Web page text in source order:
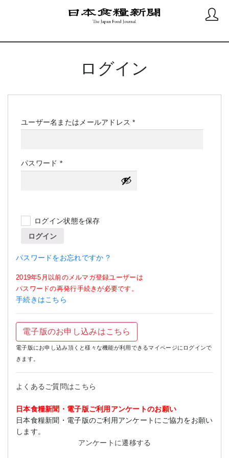
ログイン
ユーザー名またはメールアドレス*必
パスワード *必
須
ログイン状態を保存
ログイン
パスワードをお忘れですか ?
2019年5月以前のメルマガ登録ユーザーは
パスワードの再発行手続きが必要です。
手続きはこちら
電子版のお申し込みはこちら
電子版にお申し込み頂くと様々な機能が利用できるマイページにログインで
きます。
よくあるご質問はこちら
日本食糧新聞・電子版ご利用アンケートのお願い
日本食糧新聞・電子版のご利用アンケートにご協力をお願い
します。
アンケートに遷移する